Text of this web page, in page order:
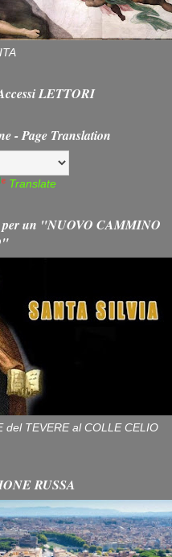
LETTORI
- Page Translation
Translate
per un "NUOVO CAMMINO
del TEVERE al COLLE CELIO
RUSSA